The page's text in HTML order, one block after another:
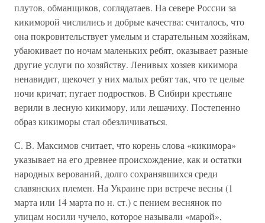
плутов, обманщиков, соглядатаев. На севере России за
кикиморой числились и добрые качества: считалось, что
она покровительствует умелым и старательным хозяйкам,
убаюкивает по ночам маленьких ребят, оказывает разные
другие услуги по хозяйству. Ленивых хозяев кикимора
ненавидит, щекочет у них малых ребят так, что те целые
ночи кричат; пугает подростков. В Сибири крестьяне
верили в лесную кикимору, или лешачиху. Постепенно
образ кикиморы стал обезличиваться.
С. В. Максимов считает, что корень слова «кикимора»
указывает на его древнее происхождение, как и остатки
народных верований, долго сохранявшихся среди
славянских племен. На Украине при встрече весны (1
марта или 14 марта по н. ст.) с пением веснянок по
улицам носили чучело, которое называли «марой»,